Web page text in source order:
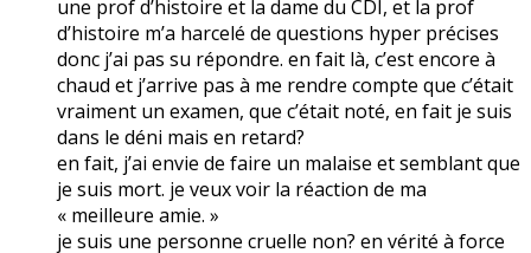
une prof d’histoire et la dame du CDI, et la prof
d’histoire m’a harcelé de questions hyper précises
donc j’ai pas su répondre. en fait là, c’est encore à
chaud et j’arrive pas à me rendre compte que c’était
vraiment un examen, que c’était noté, en fait je suis
dans le déni mais en retard?
en fait, j’ai envie de faire un malaise et semblant que
je suis mort. je veux voir la réaction de ma
« meilleure amie. »
je suis une personne cruelle non? en vérité à force